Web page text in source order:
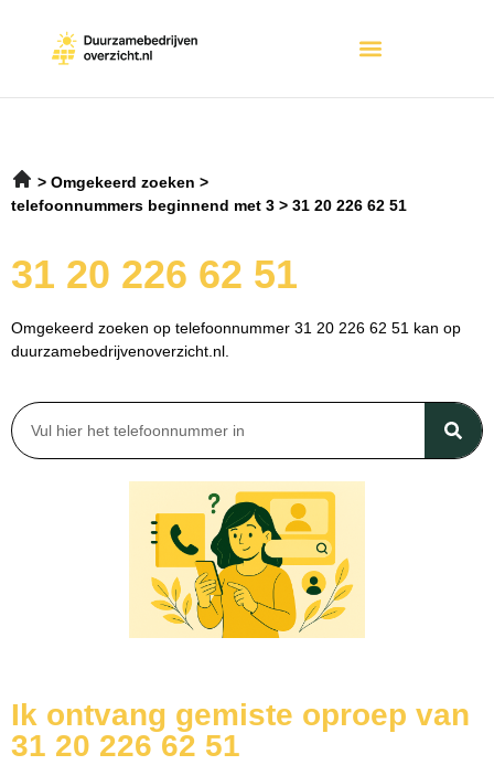
Omgekeerd zoeken
telefoonnummers beginnend met 3
31 20 226 62 51
31 20 226 62 51
Omgekeerd zoeken op telefoonnummer 31 20 226 62 51 kan op
duurzamebedrijvenoverzicht.nl.
Ik ontvang gemiste oproep van
31 20 226 62 51